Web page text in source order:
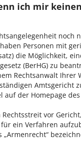
ich mir
noch
Personen mit
die Möglichkeit,
(BerHG) zu
Rechtsanwalt Ihrer
Amtsgericht
auf der Homepage
Rechtsstreit vor
ein Verfahren